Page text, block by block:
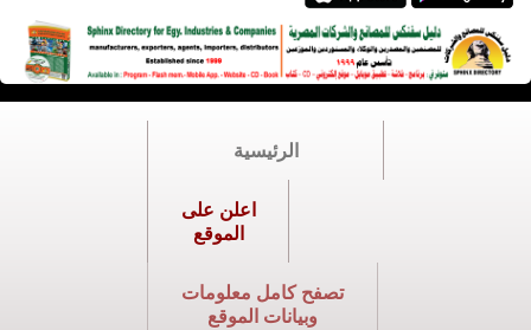
الرئيسية
اعلن على
الموقع
تصفح كامل معلومات
وبيانات الموقع